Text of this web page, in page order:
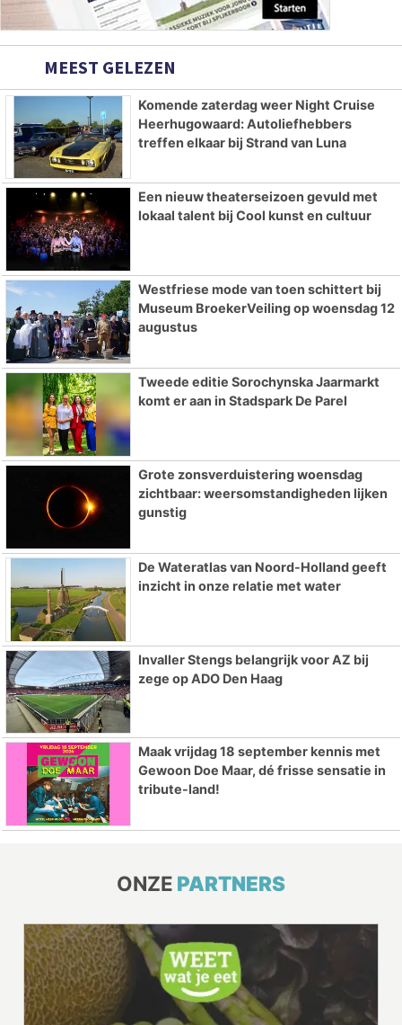
MEEST GELEZEN
Komende zaterdag weer Night Cruise
Heerhugowaard: Autoliefhebbers
treffen elkaar bij Strand van Luna
Een nieuw theaterseizoen gevuld met
lokaal talent bij Cool kunst en cultuur
Westfriese mode van toen schittert bij
Museum BroekerVeiling op woensdag 12
augustus
Tweede editie Sorochynska Jaarmarkt
komt er aan in Stadspark De Parel
Grote zonsverduistering woensdag
zichtbaar: weersomstandigheden lijken
gunstig
De Wateratlas van Noord-Holland geeft
inzicht in onze relatie met water
Invaller Stengs belangrijk voor AZ bij
zege op ADO Den Haag
Maak vrijdag 18 september kennis met
Gewoon Doe Maar, dé frisse sensatie in
tribute-land!
ONZE PARTNERS